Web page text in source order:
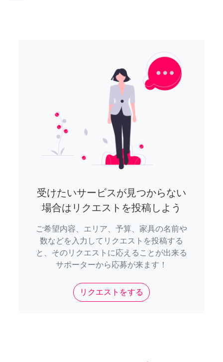
受けたいサービスが見つからない
場合はリクエストを投稿しよう
ご希望内容、エリア、予算、家具の名前や
数などを入力してリクエストを投稿する
と、そのリクエストに応えることが出来る
サポーターから応募が来ます！
リクエストをする